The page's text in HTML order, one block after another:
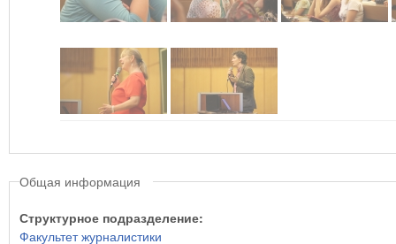
Общая информация
Структурное подразделение:
Факультет журналистики